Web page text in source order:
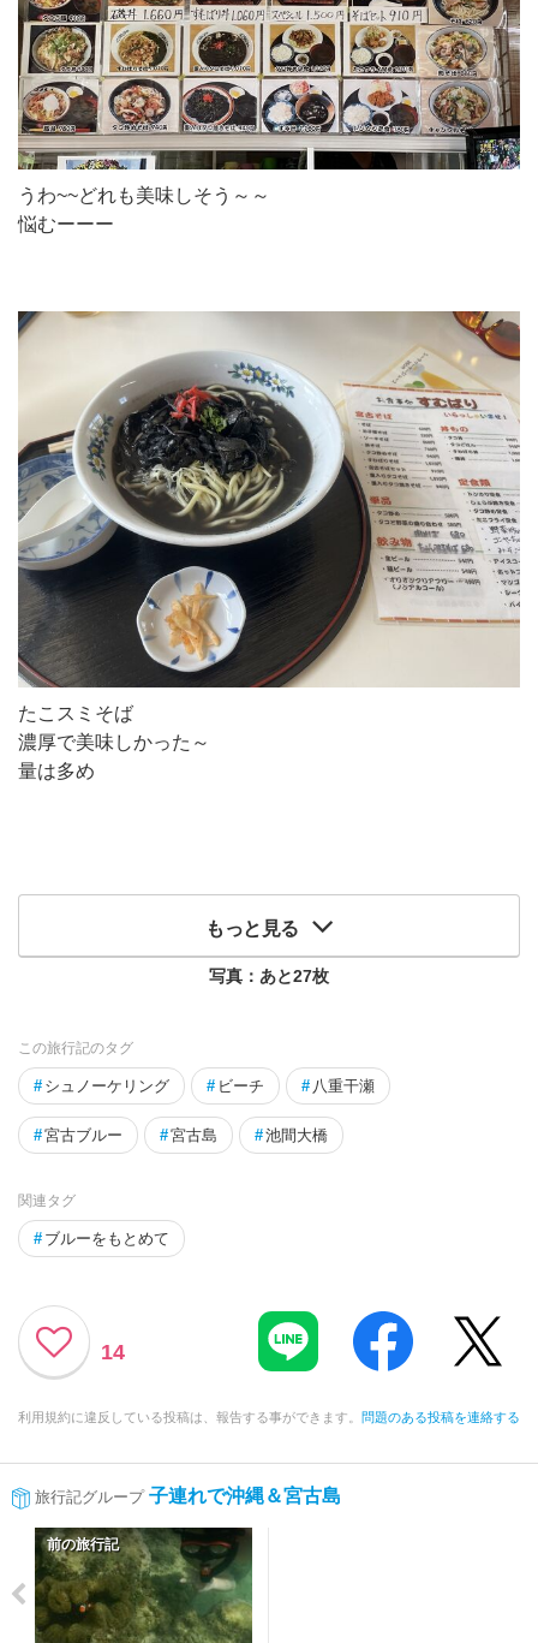
うわ~~どれも美味しそう～～
悩むーーー
たこスミそば
濃厚で美味しかった～
量は多め
もっと見る
写真：あと27枚
この旅行記のタグ
# シュノーケリング # ビーチ # 八重干瀬
#宮古ブルー #宮古島 #池間大橋
関連タグ
# ブルーをもとめて
14
利用規約に違反している投稿は、報告する事ができます。 問題のある投稿を連絡する
旅行記グループ 子連れで沖縄＆宮古島
前の旅行記